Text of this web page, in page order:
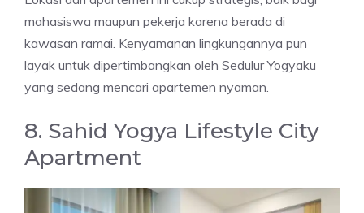
mahasiswa maupun pekerja karena berada di
kawasan ramai. Kenyamanan lingkungannya pun
layak untuk dipertimbangkan oleh Sedulur Yogyaku
yang sedang mencari apartemen nyaman.
8. Sahid Yogya Lifestyle City
Apartment